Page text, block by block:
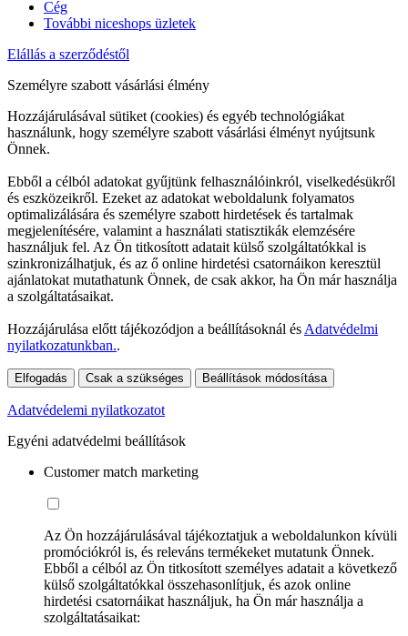
Cég
További niceshops üzletek
Elállás a szerződéstől
Személyre szabott vásárlási élmény
Hozzájárulásával sütiket (cookies) és egyéb technológiákat
használunk, hogy személyre szabott vásárlási élményt nyújtsunk
Önnek.
Ebből a célból adatokat gyűjtünk felhasználóinkról, viselkedésükről
és eszközeikről. Ezeket az adatokat weboldalunk folyamatos
optimalizálására és személyre szabott hirdetések és tartalmak
megjelenítésére, valamint a használati statisztikák elemzésére
használjuk fel. Az Ön titkosított adatait külső szolgáltatókkal is
szinkronizálhatjuk, és az ő online hirdetési csatornáikon keresztül
ajánlatokat mutathatunk Önnek, de csak akkor, ha Ön már használja
a szolgáltatásaikat.
Hozzájárulása előtt tájékozódjon a beállításoknál és Adatvédelmi
nyilatkozatunkban..
Elfogadás Csak a szükséges Beállítások módosítása
Adatvédelemi nyilatkozatot
Egyéni adatvédelmi beállítások
Customer match marketing
Az Ön hozzájárulásával tájékoztatjuk a weboldalunkon kívüli
promóciókról is, és releváns termékeket mutatunk Önnek.
Ebből a célból az Ön titkosított személyes adatait a következő
külső szolgáltatókkal összehasonlítjuk, és azok online
hirdetési csatornáikat használjuk, ha Ön már használja a
szolgáltatásaikat: